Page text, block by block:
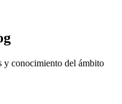
y conocimiento del ámbito